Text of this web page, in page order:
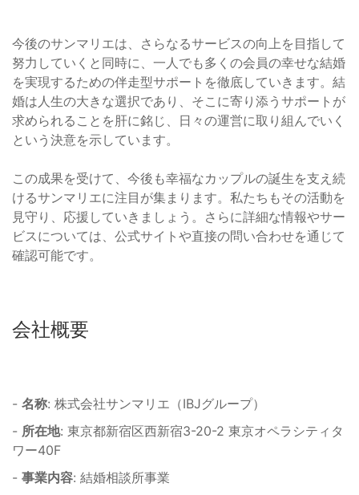
今後のサンマリエは、さらなるサービスの向上を目指して
努力していくと同時に、一人でも多くの会員の幸せな結婚
を実現するための伴走型サポートを徹底していきます。結
婚は人生の大きな選択であり、そこに寄り添うサポートが
求められることを肝に銘じ、日々の運営に取り組んでいく
という決意を示しています。
この成果を受けて、今後も幸福なカップルの誕生を支え続
けるサンマリエに注目が集まります。私たちもその活動を
見守り、応援していきましょう。さらに詳細な情報やサー
ビスについては、公式サイトや直接の問い合わせを通じて
確認可能です。
会社概要
- 名称: 株式会社サンマリエ（IBJグループ）
- 所在地: 東京都新宿区西新宿3-20-2 東京オペラシティタ
ワー40F
- 事業内容: 結婚相談所事業